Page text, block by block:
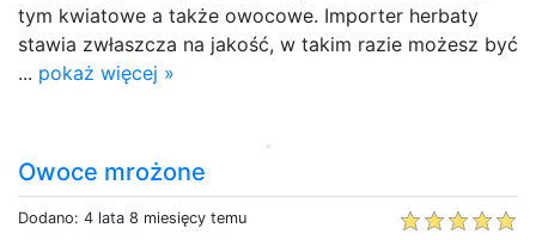
tym kwiatowe a także owocowe. Importer herbaty
stawia zwłaszcza na jakość, w takim razie możesz być
... pokaż więcej »
Owoce mrożone
Dodano: 4 lata 8 miesięcy temu